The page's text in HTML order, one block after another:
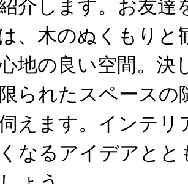
介します。お友達
、木のぬくもりと
地の良い空間。決
られたスペースの
えます。インテリ
なるアイデアと